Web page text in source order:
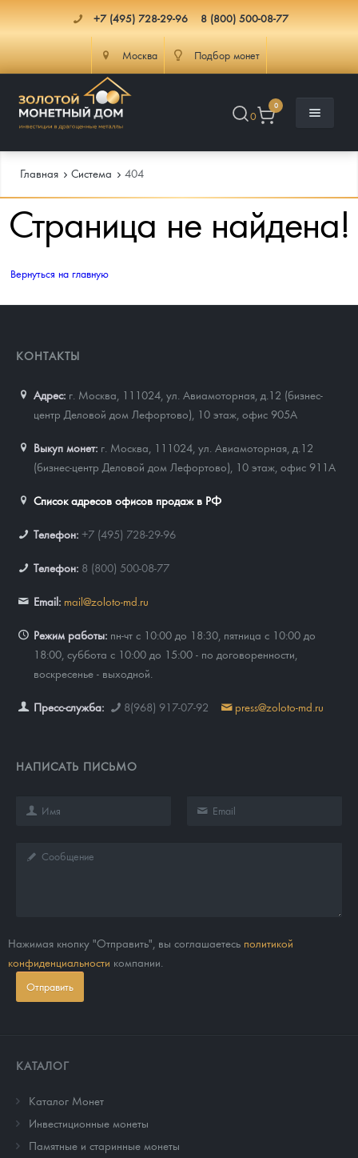
+7 (495) 728-29-96 8 (800) 500-08-77
Москва Подбор монет
0
0
Каталог
Монеты Царской России
Монеты стран мира после 1950г
Георгий Победоносец
Золотой червонец Сеятель
Золотые слитки
Жетоны "Необыкновенные обитатели глубин"
Золотая карманная галерея
Книги по нумизматике
Гарантии
Выкуп монет
Выкуп серебряных монет
Вопрос - ответ
Памятка для работы с монетами из драгметаллов
Политика использования Cookies
Информация
Распродажа монет и жетонов
Аналитика и события
Итоги 2025 года. Прогноз курсов золота, серебра, платины на
2026 год
Cтатьи
Георгий Победоносец - динамика цен
Котировки
Курс золота и серебра
Лом выкуп
Скупка слитков
Контакты
О нас
Главная Система 404
Страница не найдена!
Вернуться на главную
КОНТАКТЫ
Адрес: г. Москва, 111024 ул. Авиамоторная, д.12 (бизнес-
центр Деловой дом Лефортово), 10 этаж, офис 905А
Выкуп монет: г. Москва, 111024, ул. Авиамоторная, д.12
(бизнес-центр Деловой дом Лефортово), 10 этаж, офис 911А
Список адресов офисов продаж в РФ
Телефон: +7 (495) 728-29-96
Телефон: 8 (800) 500-08-77
Email: mail@zoloto-md.ru
Режим работы: пн-чт с 10:00 до 18:30, пятница с 10:00 до
18:00, суббота с 10:00 до 15:00 - по договоренности,
воскресенье - выходной.
Пресс-служба: 8(968) 917-07-92 press@zoloto-md.ru
НАПИСАТЬ ПИСЬМО
Нажимая кнопку "Отправить", вы соглашаетесь политикой
конфиденциальности компании.
Отправить
КАТАЛОГ
Каталог Монет
Инвестиционные монеты
Памятные и старинные монеты